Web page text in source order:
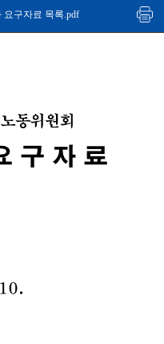
요구자료 목록.pdf